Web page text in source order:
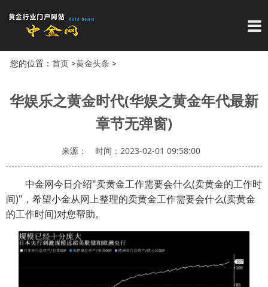
导
您的位置： 首页>黄金头条 >
华娱乐之黄金时代(华娱之黄金年代最新
章节无弹窗)
来源： 时间：2023-02-01 09:58:00
中金网今日介绍"卖黄金工作需要会什么(卖黄金的工作时
间)"，希望小金从网上整理的卖黄金工作需要会什么(卖黄金
的工作时间)对您帮助。